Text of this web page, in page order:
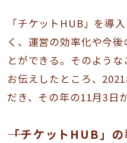
「チケットHUB」を導
く、運営の効率化や今
とができる。そのよう
お伝えしたところ、
だき、その年の11月3日
――「チケットHUB」